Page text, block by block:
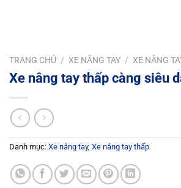
TRANG CHỦ / XE NÂNG TAY / XE NÂNG
Xe nâng tay thấp càng siêu
Danh mục: Xe nâng tay, Xe nâng tay thấp